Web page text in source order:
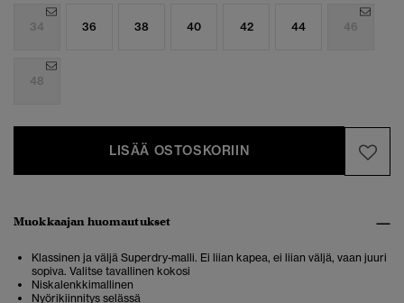
34 36 38 40 42 44 46
48
LISÄÄ OSTOSKORIIN
Muokkaajan huomautukset
Klassinen ja väljä Superdry-malli. Ei liian kapea, ei liian väljä, vaan juuri
sopiva. Valitse tavallinen kokosi
Niskalenkkimallinen
Nyörikiinnitys selässä